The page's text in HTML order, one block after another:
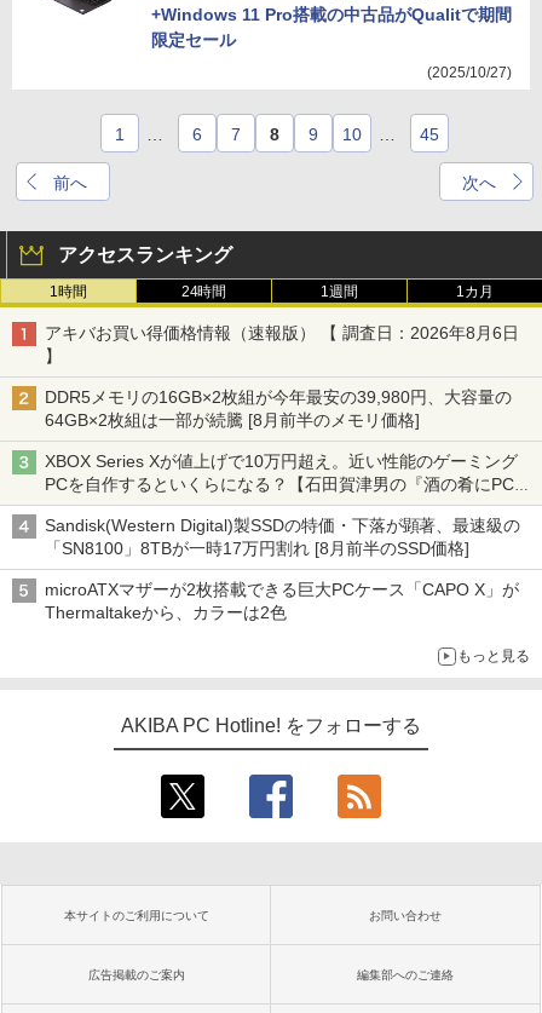
+Windows 11 Pro搭載の中古品がQualitで期間
限定セール
(2025/10/27)
前へ
1 6 7 8 9 10 45
次へ
アクセスランキング
1時間 24時間 1週間 1カ月
アキバお買い得価格情報（速報版） 【 調査日：2026年8月6日
】
DDR5メモリの16GB×2枚組が今年最安の39,980円、大容量の
64GB×2枚組は一部が続騰 [8月前半のメモリ価格]
XBOX Series Xが値上げで10万円超え。近い性能のゲーミング
PCを自作するといくらになる？【石田賀津男の『酒の肴にPCゲ
ーム』】
Sandisk(Western Digital)製SSDの特価・下落が顕著、最速級の
「SN8100」8TBが一時17万円割れ [8月前半のSSD価格]
microATXマザーが2枚搭載できる巨大PCケース「CAPO X」が
Thermaltakeから、カラーは2色
もっと見る
AKIBA PC Hotline! をフォローする
本サイトのご利用について お問い合わせ
広告掲載のご案内 編集部へのご連絡